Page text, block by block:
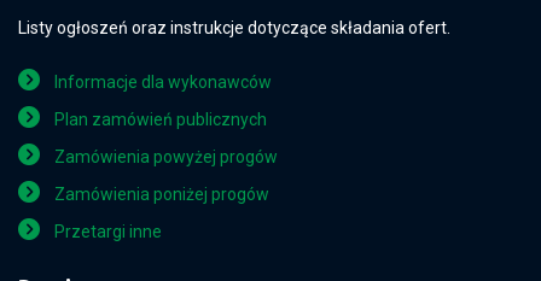
Listy ogłoszeń oraz instrukcje dotyczące składania ofert.
Informacje dla wykonawców
Plan zamówień publicznych
Zamówienia powyżej progów
Zamówienia poniżej progów
Przetargi inne